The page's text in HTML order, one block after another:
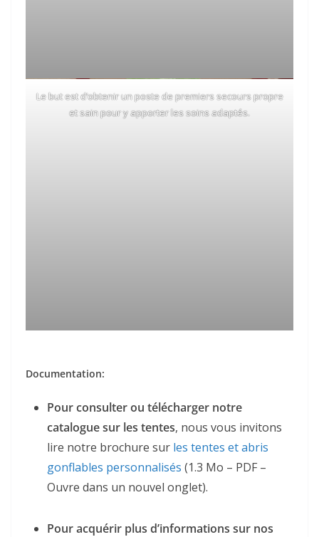
Le but est d’obtenir un poste de premiers secours propre
et sain pour y apporter les soins adaptés.
Documentation:
Pour consulter ou télécharger notre
catalogue sur les tentes, nous vous invitons
lire notre brochure sur les tentes et abris
gonflables personnalisés (1.3 Mo – PDF –
Ouvre dans un nouvel onglet).
Pour acquérir plus d’informations sur nos